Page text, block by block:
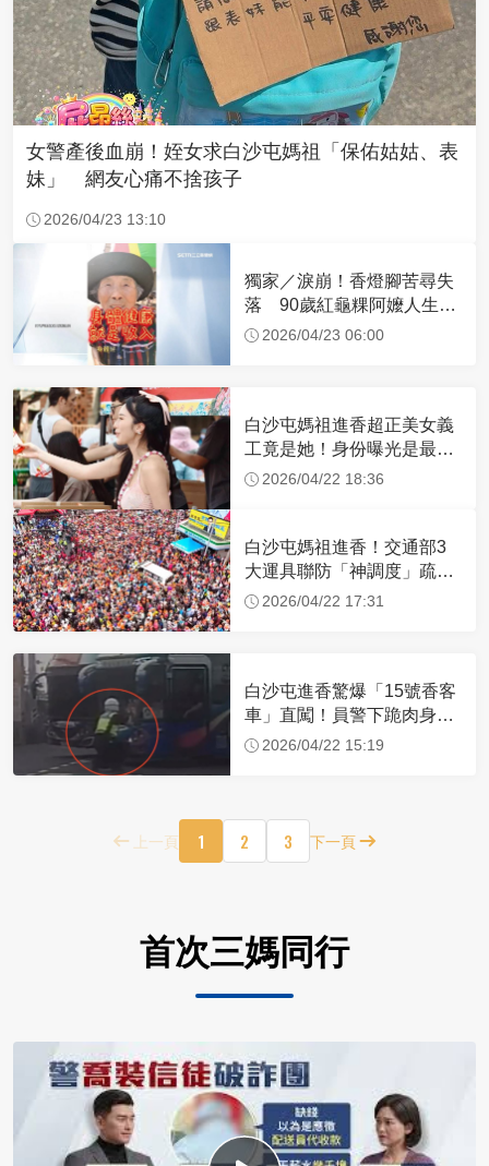
女警產後血崩！姪女求白沙屯媽祖「保佑姑姑、表
妹」 網友心痛不捨孩子
2026/04/23 13:10
獨家／淚崩！香燈腳苦尋失
落 90歲紅龜粿阿嬤人生謝
幕2026/04/23 06:00
白沙屯媽祖進香超正美女義
工竟是她！身份曝光是最美
禮生 一輩子不結婚
2026/04/22 18:36
白沙屯媽祖進香！交通部3
大運具聯防「神調度」疏運
32.1萬創新高
2026/04/22 17:31
白沙屯進香驚爆「15號香客
車」直闖！員警下跪肉身擋
車：讓行人先過
2026/04/22 15:19
上一頁 1 2 3 下一頁
首次三媽同行